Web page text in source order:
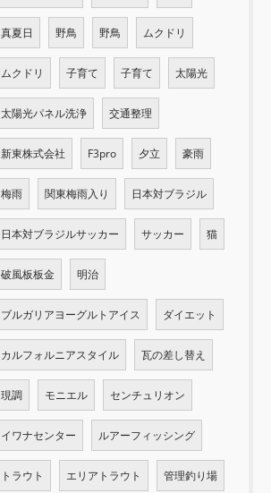
真夏日 野鳥 野鳥 ムクドリ
ムクドリ 子育て 子育て 太陽光
太陽光パネル洗浄 交通整理
新東株式会社 F3pro 夕立 豪雨
梅雨 関東梅雨入り 日本対ブラジル
日本対ブラジルサッカー サッカー 猫
破風板板金 明治
ブルガリアヨーグルトアイス ダイエット
カルフォルニアスタイル 瓦の差し替え
現調 モニエル センチュリオン
イワナセンター ルアーフィッシング
トラウト エリアトラウト 管理釣り場